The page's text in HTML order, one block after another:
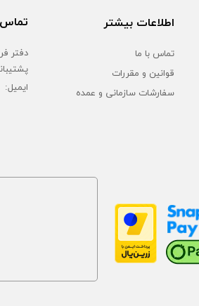
اطلاعات بیشتر
تماس با ما
قوانین و مقررات
سفارشات سازمانی و عمده
تماس